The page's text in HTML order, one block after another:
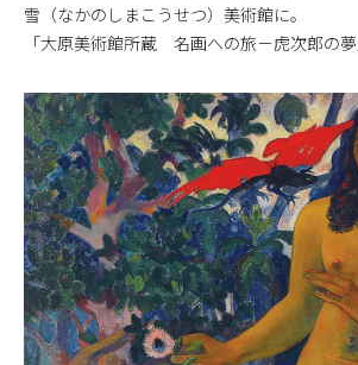
雪（なかのしまこうせつ）美術館に。
「大原美術館所蔵 名画への旅－虎次郎の夢